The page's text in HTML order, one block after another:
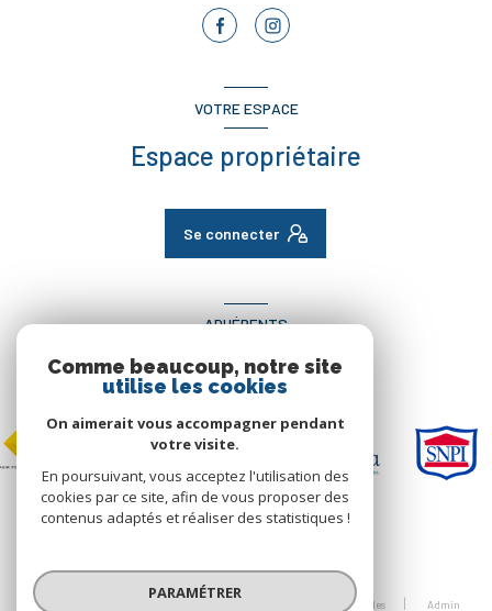
VOTRE ESPACE
Espace propriétaire
Se connecter
ADHÉRENTS
Nous adhérons
© 2026 | Tous droits réservés
Mentions légales Admin
Comme beaucoup, notre site
utilise les cookies
On aimerait vous accompagner pendant
votre visite.
En poursuivant, vous acceptez l'utilisation des
cookies par ce site, afin de vous proposer des
contenus adaptés et réaliser des statistiques !
PARAMÉTRER